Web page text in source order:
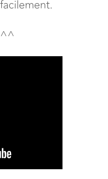
^^